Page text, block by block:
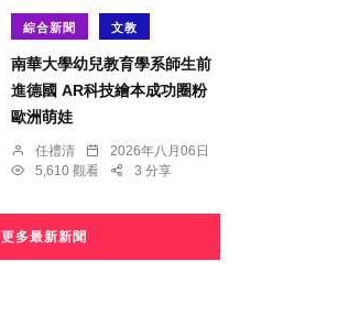
綜合新聞 文教
南華大學幼兒教育學系師生前
進德國 AR科技繪本成功圈粉
歐洲萌娃
任禮清
2026年八月06日
5,610 觀看
3 分享
更多最新新聞